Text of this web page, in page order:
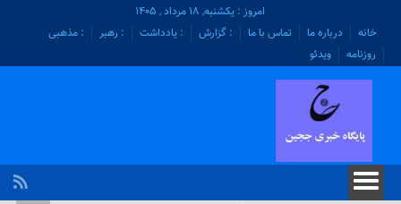
امروز : یکشنبه, ۱۸ مرداد , ۱۴۰۵
خانه
درباره ما تماس با ما : گزارش : یادداشت : رهبر
: مذهبی
روزنامه
ویدئو